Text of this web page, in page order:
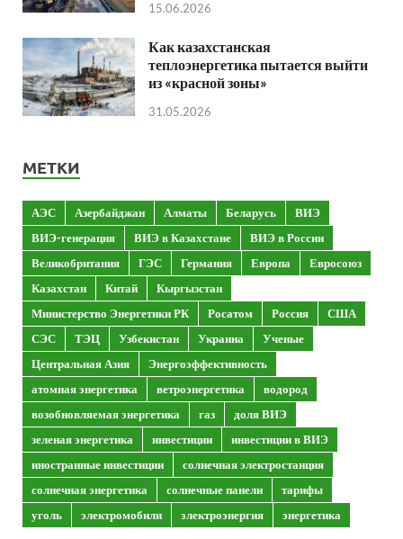
15.06.2026
Как казахстанская
теплоэнергетика пытается выйти
из «красной зоны»
31.05.2026
МЕТКИ
АЭС Азербайджан Алматы Беларусь
ВИЭ
ВИЭ-генерация
ВИЭ в Казахстане
ВИЭ в России
Великобритания
ГЭС Германия Европа
Евросоюз
Казахстан
Китай
Кыргызстан
Министерство Энергетики РК
Росатом Россия
США
СЭС
ТЭЦ Узбекистан Украина
Ученые
Центральная Азия
Энергоэффективность
атомная энергетика
ветроэнергетика
водород
возобновляемая энергетика
газ
доля ВИЭ
зеленая энергетика
инвестиции
инвестиции в ВИЭ
иностранные инвестиции
солнечная электростанция
солнечная энергетика
солнечные панели
тарифы
уголь
электромобили электроэнергия энергетика